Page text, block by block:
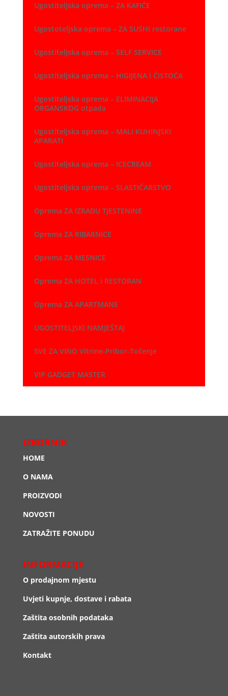
Ugostiteljska oprema – ZA KAFIĆE
Ugostoteljska oprema – ZA SUSHI restorane
Ugostiteljska oprema – SELF SERVICE
Ugostiteljska oprema – HIGIJENA i ČISTOĆA
Ugostiteljska oprema – ELIMINACIJA
ORGANSKOG otpada
Ugostiteljska oprema – MALI KUHINJSKI
APARATI
Ugostiteljska oprema – ICECREAM
Ugostiteljska oprema – SLASTIČARSTVO
Oprema ZA IZRADU TJESTENINE
Oprema ZA RIBARNICE
Oprema ZA MESNICE
Oprema ZA HOTEL i RESTORAN
Oprema ZA APARTMANE
UGOSTITELJSKI NAMJEŠTAJ
SVE ZA VINO Vitrine-Pribor-Točenje
VIP GADGET MASTER
IZBORNIK
HOME
O NAMA
PROIZVODI
NOVOSTI
ZATRAŽITE PONUDU
INFORMACIJE
O prodajnom mjestu
Uvjeti kupnje, dostave i rabata
Zaštita osobnih podataka
Zaštita autorskih prava
Kontakt